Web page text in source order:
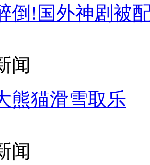
倒!国外神剧被
闻
熊猫滑雪取乐
闻